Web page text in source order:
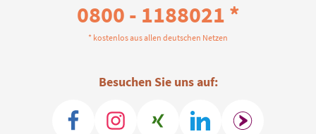
0800 - 1188021 *
* kostenlos aus allen deutschen Netzen
Besuchen Sie uns auf: